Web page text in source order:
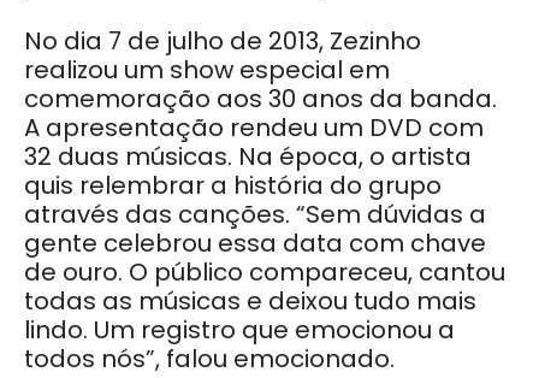
No dia 7 de julho de 2013, Zezinho
realizou um show especial em
comemoração aos 30 anos da banda.
A apresentação rendeu um DVD com
32 duas músicas. Na época, o artista
quis relembrar a história do grupo
através das canções. “Sem dúvidas a
gente celebrou essa data com chave
de ouro. O público compareceu, cantou
todas as músicas e deixou tudo mais
lindo. Um registro que emocionou a
todos nós”, falou emocionado.